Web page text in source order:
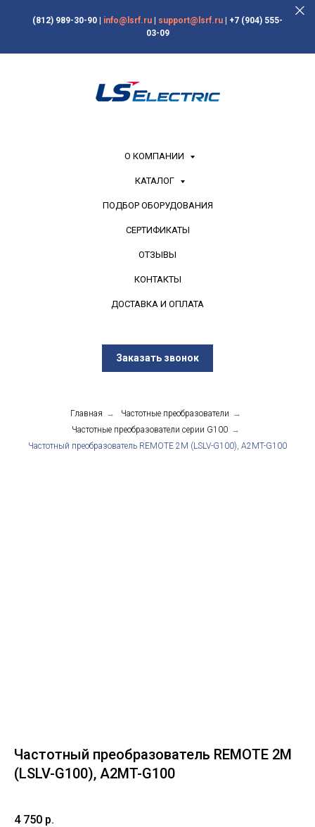
(812) 989-30-90 info@lsrf.ru support@lsrf.ru
+7 (904) 555-
03-09
О КОМПАНИИ
КАТАЛОГ
ПОДБОР ОБОРУДОВАНИЯ
СЕРТИФИКАТЫ
ОТЗЫВЫ
КОНТАКТЫ
ДОСТАВКА И ОПЛАТА
Заказать звонок
Главная → Частотные преобразователи →
Частотные преобразователи серии G100 →
Частотный преобразователь REMOTE 2M (LSLV-G100), A2MT-G100
Частотный преобразователь REMOTE 2M
(LSLV-G100), A2MT-G100
4 750 р.